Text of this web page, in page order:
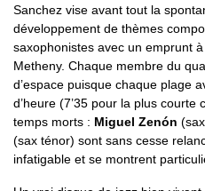
Sanchez vise avant tout la
développement de thèmes
saxophonistes avec un emprunt
Metheny. Chaque membre du
d’espace puisque chaque plage
d’heure (7’35 pour la plus
temps morts : Miguel Zenón
(sax ténor) sont sans cesse
infatigable et se montrent